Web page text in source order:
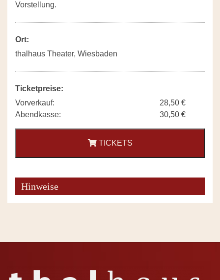
Vorstellung.
Ort:
thalhaus Theater, Wiesbaden
Ticketpreise:
Vorverkauf:
28,50 €
Abendkasse:
30,50 €
TICKETS
Hinweise